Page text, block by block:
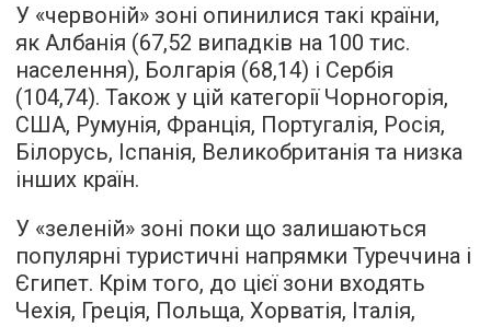
У «червоній» зоні опинилися такі країни,
як Албанія (67,52 випадків на 100 тис.
населення), Болгарія (68,14) і Сербія
(104,74). Також у цій категорії Чорногорія,
США, Румунія, Франція, Португалія, Росія,
Білорусь, Іспанія, Великобританія та низка
інших країн.
У «зеленій» зоні поки що залишаються
популярні туристичні напрямки Туреччина і
Єгипет. Крім того, до цієї зони входять
Чехія, Греція, Польща, Хорватія, Італія,